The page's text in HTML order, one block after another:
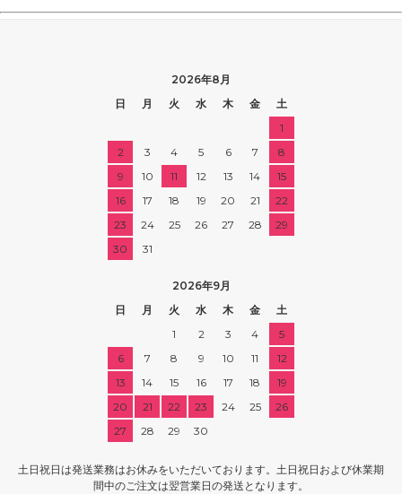
2026年8月
日
月 火 水 木 金
土
1
2
3 4 5 6 7
8
9
10 11 12 13 14
15
16
17 18 19 20 21
22
23
24 25 26 27 28
29
30
31
2026年9月
日
月 火 水 木 金
土
1
2 3 4
5
6
7 8 9 10 11
12
13
14 15 16 17 18
19
20
21 22 23 24 25
26
27
28 29 30
土日祝日は発送業務はお休みをいただいております。土日祝日および休業期
間中のご注文は翌営業日の発送となります。